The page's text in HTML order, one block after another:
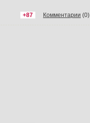
+87 Комментарии (0)